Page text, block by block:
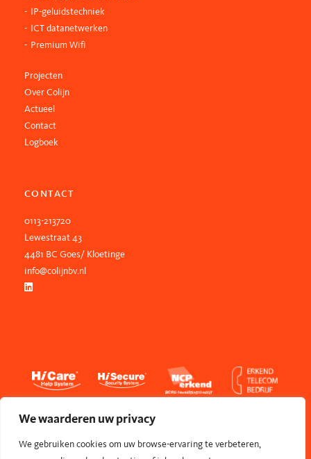
We waarderen uw privacy
We gebruiken cookies om uw browse-ervaring te verbeteren,
IP-geluidstechniek
ICT datanetwerken
Premium Wifi
Projecten
Over Colijn
Actueel
Contact
Logboek
CONTACT
0113-213720
Lewestraat 43
4481 BC Goes/ Kloetinge
info@colijnbv.nl
© Colijn BV Privacyverklaring Algemene voorwaarden